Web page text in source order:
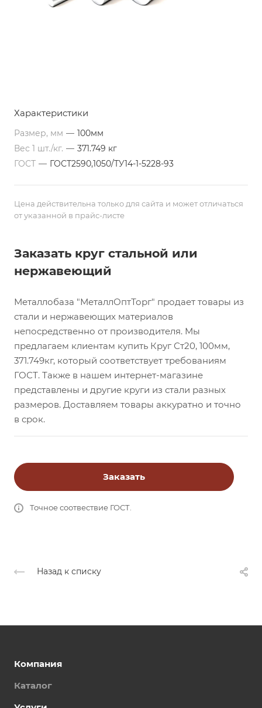
Характеристики
Размер, мм — 100мм
Вес 1 шт./кг. — 371.749 кг
ГОСТ — ГОСТ2590,1050/ТУ14-1-5228-93
Цена действительна только для сайта и может отличаться
от указанной в прайс-листе
Заказать круг стальной или
нержавеющий
Металлобаза "МеталлОптТорг" продает товары из
стали и нержавеющих материалов
непосредственно от производителя. Мы
предлагаем клиентам купить Круг Ст20, 100мм,
371.749кг, который соответствует требованиям
ГОСТ. Также в нашем интернет-магазине
представлены и другие круги из стали разных
размеров. Доставляем товары аккуратно и точно
в срок.
Заказать
Точное соотвествие ГОСТ.
Назад к списку
Компания
Каталог